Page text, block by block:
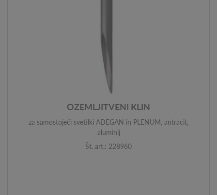
OZEMLJITVENI KLIN
za samostoječi svetilki ADEGAN in PLENUM, antracit,
aluminij
Št. art.: 228960